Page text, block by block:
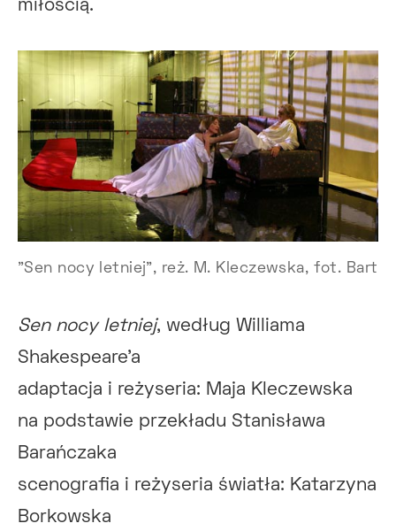
miłością.
"Sen nocy letniej", reż. M. Kleczewska, fot. Bart
Sen nocy letniej, według Williama
Shakespeare’a
adaptacja i reżyseria: Maja Kleczewska
na podstawie przekładu Stanisława
Barańczaka
scenografia i reżyseria światła: Katarzyna
Borkowska